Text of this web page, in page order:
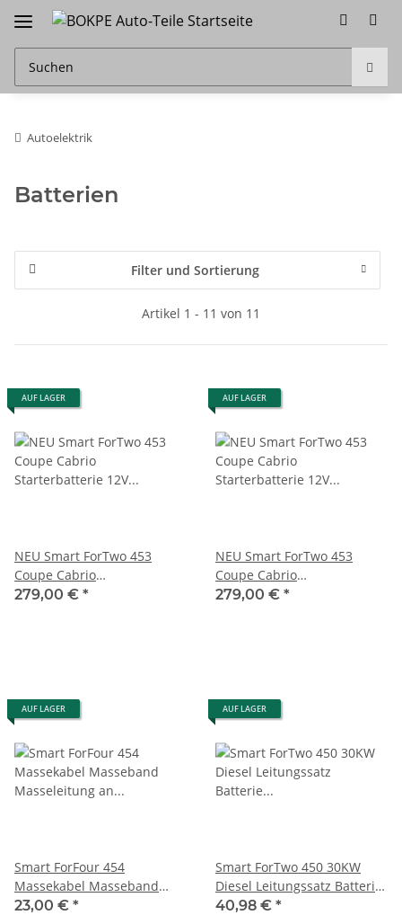
Autoelektrik
Batterien
Filter und Sortierung
Artikel 1 - 11 von 11
AUF LAGER
NEU Smart ForTwo 453
Coupe Cabrio
Starterbatterie 12V 60Ah
279,00 € *
AUF LAGER
NEU Smart ForTwo 453
Coupe Cabrio
Starterbatterie 12V 60Ah
279,00 € *
AUF LAGER
Smart ForFour 454
Massekabel Masseband
Masseleitung an Batterie
23,00 € *
AUF LAGER
Smart ForTwo 450 30KW
Diesel Leitungssatz Batterie
Pluskabel Q0002548V008
40,98 € *